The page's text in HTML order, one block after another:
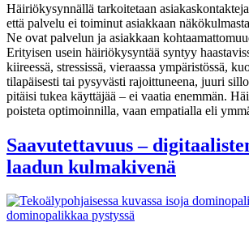
Häiriökysynnällä tarkoitetaan
että palvelu ei toiminut asiakkaan
Ne ovat palvelun ja asiakkaan
Erityisen usein häiriökysyntää syntyy
kiireessä, stressissä, vieraassa ympäristössä,
tilapäisesti tai pysyvästi rajoittuneena, juuri
pitäisi tukea käyttäjää – ei vaatia enemmän.
poisteta optimoinnilla, vaan empatialla eli
Saavutettavuus –
laadun kulmakivenä